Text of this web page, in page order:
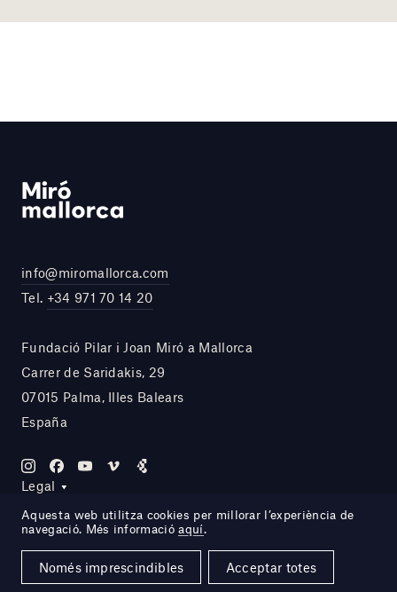
info@miromallorca.com
Tel. +34 971 70 14 20
Fundació Pilar i Joan Miró a Mallorca
Carrer de Saridakis, 29
07015 Palma, Illes Balears
España
Legal
Site by DOMO—A
Aquesta web utilitza cookies per millorar l’experiència de
navegació. Més informacióaquí.
Només imprescindibles Acceptar totes